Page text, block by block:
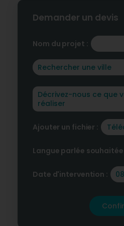
Demander un devis
Nom du projet :
Ajouter un fichier :
Langue parlée souhaitée
Date d'intervention :